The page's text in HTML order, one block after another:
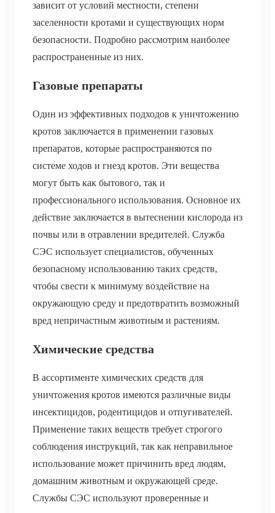
зависит от условий местности, степени
заселенности кротами и существующих норм
безопасности. Подробно рассмотрим наиболее
распространенные из них.
Газовые препараты
Один из эффективных подходов к уничтожению
кротов заключается в применении газовых
препаратов, которые распространяются по
системе ходов и гнезд кротов. Эти вещества
могут быть как бытового, так и
профессионального использования. Основное их
действие заключается в вытеснении кислорода из
почвы или в отравлении вредителей. Служба
СЭС использует специалистов, обученных
безопасному использованию таких средств,
чтобы свести к минимуму воздействие на
окружающую среду и предотвратить возможный
вред непричастным животным и растениям.
Химические средства
В ассортименте химических средств для
уничтожения кротов имеются различные виды
инсектицидов, родентицидов и отпугивателей.
Применение таких веществ требует строгого
соблюдения инструкций, так как неправильное
использование может причинить вред людям,
домашним животным и окружающей среде.
Службы СЭС используют проверенные и